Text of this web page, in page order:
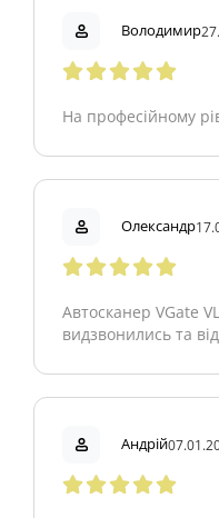
Володимир
На професійному
Олександр
Автосканер VGate
видзвонились та
Андрій